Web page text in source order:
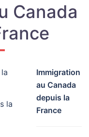
Canada
la
Immigration
au Canada
depuis la
France